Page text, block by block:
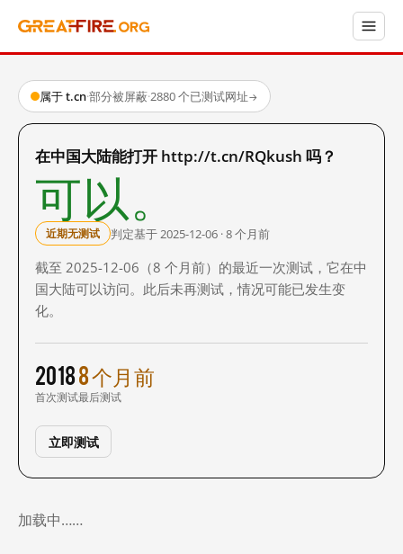
属于 t.cn·部分被屏蔽·2880 个已测试网址→
在中国大陆能打开 http://t.cn/RQkush 吗？
可以。
近期无测试 判定基于 2025-12-06 · 8 个月前
截至 2025-12-06（8 个月前）的最近一次测试，它在中
国大陆可以访问。此后未再测试，情况可能已发生变
化。
2018
首次测试
8 个月前
最后测试
立即测试
加载中……